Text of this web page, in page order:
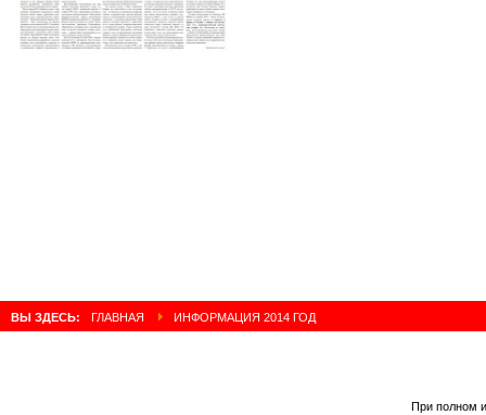
ВЫ ЗДЕСЬ: ГЛАВНАЯ ИНФОРМАЦИЯ 2014 ГОД
При полном